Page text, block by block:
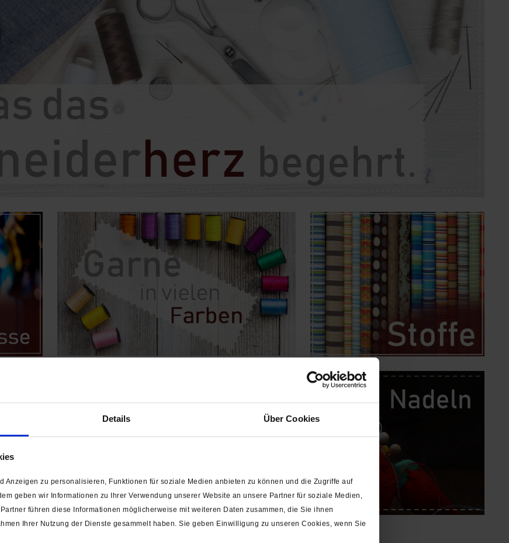
Details Über Cookies
Anzeigen zu personalisieren, Funktionen für soziale Medien anbieten zu können und die Zugriffe auf
geben wir Informationen zu Ihrer Verwendung unserer Website an unsere Partner für soziale Medien,
führen diese Informationen möglicherweise mit weiteren Daten zusammen, die Sie ihnen
Ihrer Nutzung der Dienste gesammelt haben. Sie geben Einwilligung zu unseren Cookies, wenn Sie